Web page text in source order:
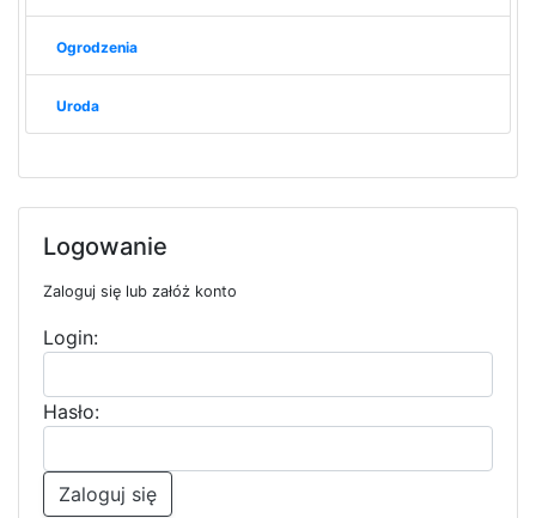
Ogrodzenia
Uroda
Logowanie
Zaloguj się lub załóż konto
Login:
Hasło:
Zaloguj się